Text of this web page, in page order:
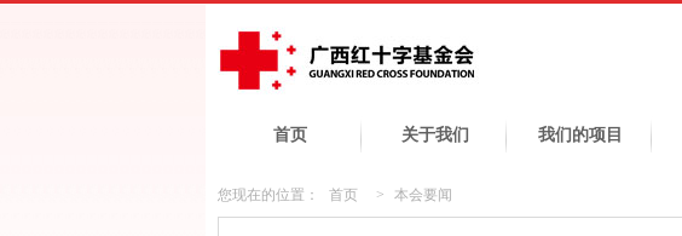
首页 关于我们 我们的项目
您现在的位置： 首页 > 本会要闻